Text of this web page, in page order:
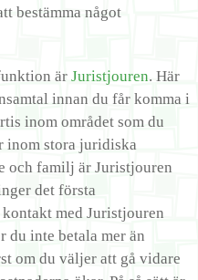
bestämma något
är Juristjouren. Här
innan du får komma i
inom området som du
inom stora juridiska
och familj är Juristjouren
det första
med Juristjouren
du inte betala mer än
om du väljer att gå vidare